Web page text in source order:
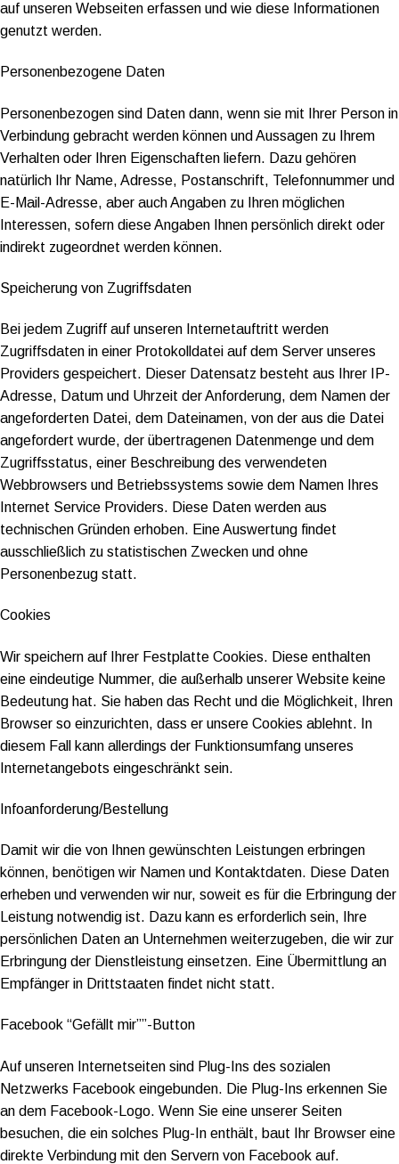
auf unseren Webseiten erfassen und wie diese Informationen
genutzt werden.
Personenbezogene Daten
Personenbezogen sind Daten dann, wenn sie mit Ihrer Person in
Verbindung gebracht werden können und Aussagen zu Ihrem
Verhalten oder Ihren Eigenschaften liefern. Dazu gehören
natürlich Ihr Name, Adresse, Postanschrift, Telefonnummer und
E-Mail-Adresse, aber auch Angaben zu Ihren möglichen
Interessen, sofern diese Angaben Ihnen persönlich direkt oder
indirekt zugeordnet werden können.
Speicherung von Zugriffsdaten
Bei jedem Zugriff auf unseren Internetauftritt werden
Zugriffsdaten in einer Protokolldatei auf dem Server unseres
Providers gespeichert. Dieser Datensatz besteht aus Ihrer IP-
Adresse, Datum und Uhrzeit der Anforderung, dem Namen der
angeforderten Datei, dem Dateinamen, von der aus die Datei
angefordert wurde, der übertragenen Datenmenge und dem
Zugriffsstatus, einer Beschreibung des verwendeten
Webbrowsers und Betriebssystems sowie dem Namen Ihres
Internet Service Providers. Diese Daten werden aus
technischen Gründen erhoben. Eine Auswertung findet
ausschließlich zu statistischen Zwecken und ohne
Personenbezug statt.
Cookies
Wir speichern auf Ihrer Festplatte Cookies. Diese enthalten
eine eindeutige Nummer, die außerhalb unserer Website keine
Bedeutung hat. Sie haben das Recht und die Möglichkeit, Ihren
Browser so einzurichten, dass er unsere Cookies ablehnt. In
diesem Fall kann allerdings der Funktionsumfang unseres
Internetangebots eingeschränkt sein.
Infoanforderung/Bestellung
Damit wir die von Ihnen gewünschten Leistungen erbringen
können, benötigen wir Namen und Kontaktdaten. Diese Daten
erheben und verwenden wir nur, soweit es für die Erbringung der
Leistung notwendig ist. Dazu kann es erforderlich sein, Ihre
persönlichen Daten an Unternehmen weiterzugeben, die wir zur
Erbringung der Dienstleistung einsetzen. Eine Übermittlung an
Empfänger in Drittstaaten findet nicht statt.
Facebook “Gefällt mir””-Button
Auf unseren Internetseiten sind Plug-Ins des sozialen
Netzwerks Facebook eingebunden. Die Plug-Ins erkennen Sie
an dem Facebook-Logo. Wenn Sie eine unserer Seiten
besuchen, die ein solches Plug-In enthält, baut Ihr Browser eine
direkte Verbindung mit den Servern von Facebook auf.